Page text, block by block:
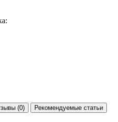
(0)
Рекомендуемые статьи